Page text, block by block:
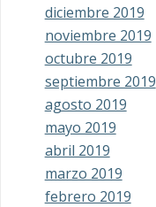
diciembre 2019
noviembre 2019
octubre 2019
septiembre 2019
agosto 2019
mayo 2019
abril 2019
marzo 2019
febrero 2019